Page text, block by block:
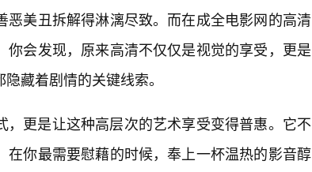
美丑拆解得淋漓尽致。而在成全电影网的高清
会发现，原来高清不仅仅是视觉的享受，更是
藏着剧情的关键线索。
，更是让这种高层次的艺术享受变得普惠。它不
在你最需要慰藉的时候，奉上一杯温热的影音醇